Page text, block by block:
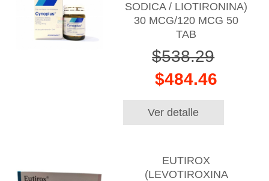
SODICA / LIOTIRONINA)
30 MCG/120 MCG 50
TAB
$538.29
$484.46
Ver detalle
EUTIROX
(LEVOTIROXINA